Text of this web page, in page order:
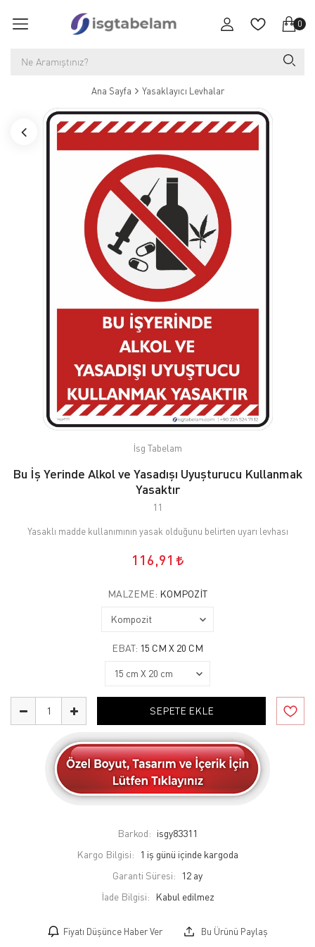
0
Ana Sayfa Yasaklayıcı Levhalar
İsg Tabelam
Bu İş Yerinde Alkol ve Yasadışı Uyuşturucu Kullanmak
Yasaktır
11
Yasaklı madde kullanımının yasak olduğunu belirten uyarı levhası
116,91
MALZEME: KOMPOZIT
EBAT: 15 CM X 20 CM
SEPETE EKLE
Barkod: isgy83311
Kargo Bilgisi:
1 iş günü içinde kargoda
Garanti Süresi:
12 ay
İade Bilgisi:
Fiyatı Düşünce Haber Ver Bu Ürünü Paylaş